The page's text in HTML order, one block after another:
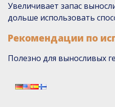
Увеличивает запас
дольше использовать
Рекомендации по
Полезно для выносливых